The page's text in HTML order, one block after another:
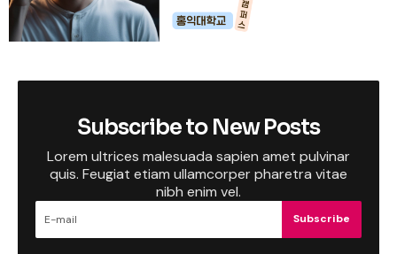
Subscribe to New Posts
Lorem ultrices malesuada sapien amet pulvinar
quis. Feugiat etiam ullamcorper pharetra vitae
nibh enim vel.
Subscribe